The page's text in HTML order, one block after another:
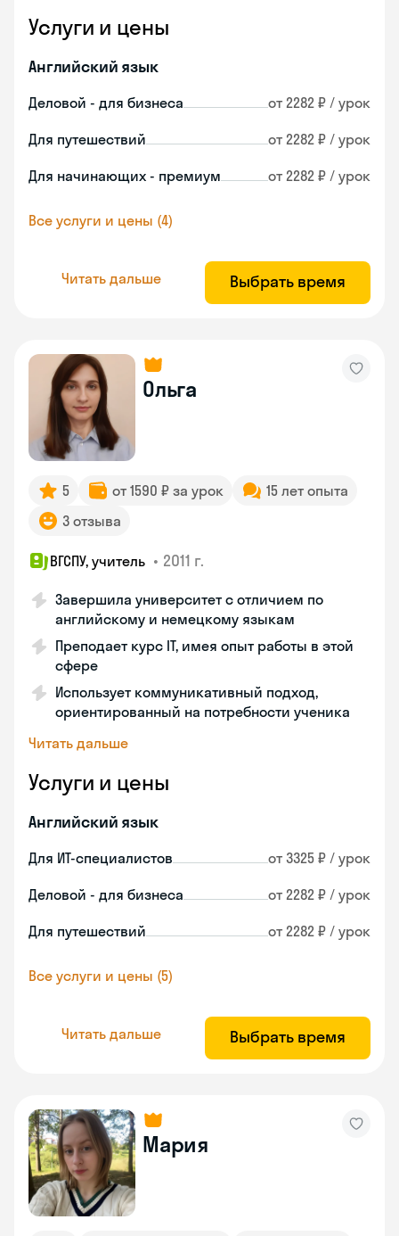
Услуги и цены
Английский язык
Деловой - для бизнеса от 2282 ₽ / урок
Для путешествий от 2282 ₽ / урок
Для начинающих - премиум от 2282 ₽ / урок
Все услуги и цены (4)
Читать дальше Выбрать время
Ольга
5 от 1590 ₽ за урок
15 лет опыта
3 отзыва
ВГСПУ, учитель • 2011 г.
Завершила университет с отличием по
английскому и немецкому языкам
Преподает курс IT, имея опыт работы в этой
сфере
Использует коммуникативный подход,
ориентированный на потребности ученика
Читать дальше
Услуги и цены
Английский язык
Для ИТ-специалистов от 3325 ₽ / урок
Деловой - для бизнеса от 2282 ₽ / урок
Для путешествий от 2282 ₽ / урок
Все услуги и цены (5)
Читать дальше Выбрать время
Мария